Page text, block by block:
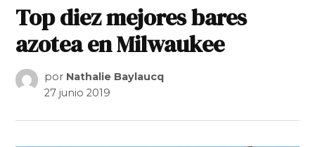
Top diez mejores bares
azotea en Milwaukee
por Nathalie Baylaucq
27 junio 2019